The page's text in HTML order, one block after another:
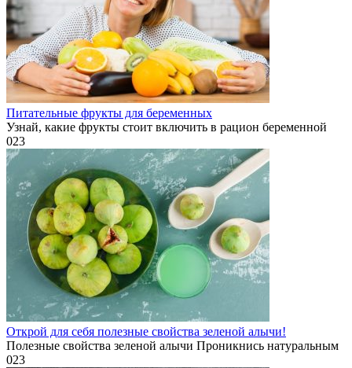
Питательные фрукты для беременных
Узнай, какие фрукты стоит включить в рацион беременной
023
Открой для себя полезные свойства зеленой алычи!
Полезные свойства зеленой алычи Проникнись натуральным
023